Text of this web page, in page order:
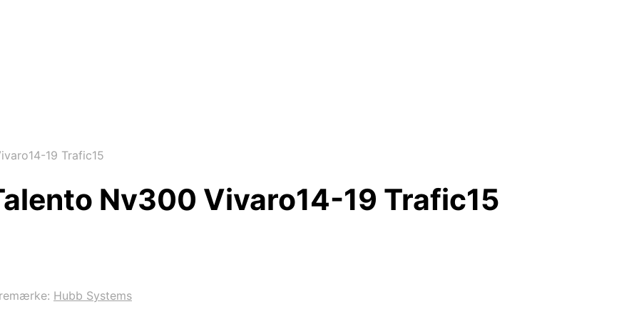
19 Trafic15
Nv300 Vivaro14-19 Trafic15
Hubb Systems